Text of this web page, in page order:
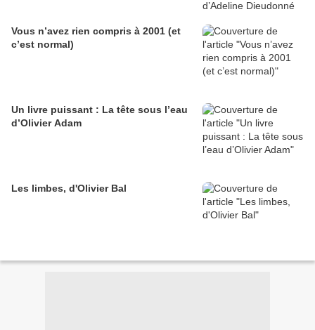
Vous n’avez rien compris à 2001 (et
c’est normal)
Un livre puissant : La tête sous l’eau
d’Olivier Adam
Les limbes, d'Olivier Bal